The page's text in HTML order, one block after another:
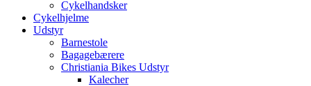
Cykelhandsker
Cykelhjelme
Udstyr
Barnestole
Bagagebærere
Christiania Bikes Udstyr
Kalecher